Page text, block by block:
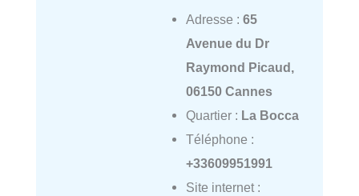
Adresse : 65
Avenue du Dr
Raymond Picaud,
06150 Cannes
Quartier : La Bocca
Téléphone :
+33609951991
Site internet :